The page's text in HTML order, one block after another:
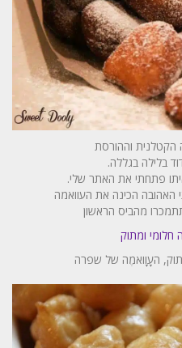
הקטלנית וההורסת
בלילה בגללה.
פתחתי את האתר שלי.
האהובה הכינה את העוואמה
מהביס הראשון
חלומי ומתוק
העָוָואמֶה של שפרה